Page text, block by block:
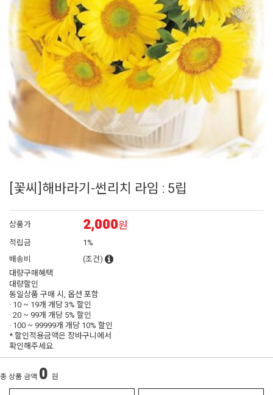
7 에키네시아
8 아이비 제라늄
9 대국
10 플록스
[꽃씨]해바라기-썬리치 라임 : 5립
상품가 2,000원
적립금
1%
배송비
(조건)
대량구매혜택
대량할인
동일상품 구매 시, 옵션 포함
· 10 ~ 19개 개당3% 할인
· 20 ~ 99개 개당 5% 할인
· 100 ~ 99999개 개당 10% 할인
* 할인적용금액은 장바구니에서
확인해주세요.
총 상품 금액 0 원